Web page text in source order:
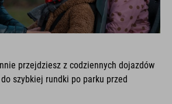
przejdziesz z codziennych dojazdów
szybkiej rundki po parku przed